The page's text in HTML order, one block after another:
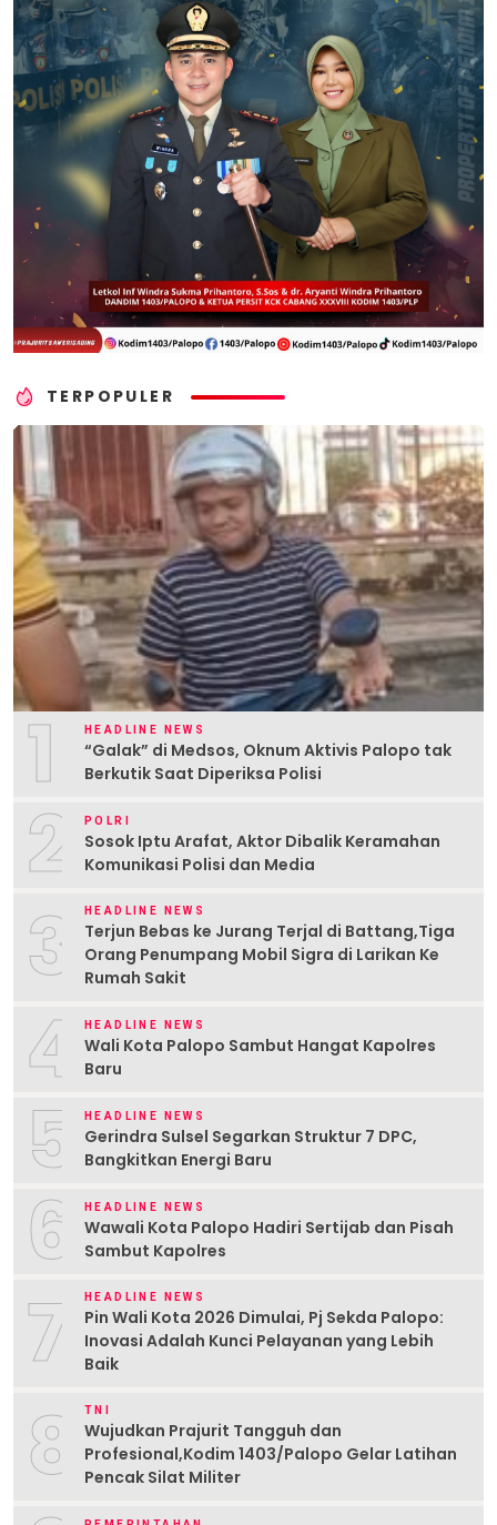
TERPOPULER
1 HEADLINE NEWS
“Galak” di Medsos, Oknum Aktivis Palopo tak
Berkutik Saat Diperiksa Polisi
2 POLRI
Sosok Iptu Arafat, Aktor Dibalik Keramahan
Komunikasi Polisi dan Media
3 HEADLINE NEWS
Terjun Bebas ke Jurang Terjal di Battang,Tiga
Orang Penumpang Mobil Sigra di Larikan Ke
Rumah Sakit
4 HEADLINE NEWS
Wali Kota Palopo Sambut Hangat Kapolres
Baru
5 HEADLINE NEWS
Gerindra Sulsel Segarkan Struktur 7 DPC,
Bangkitkan Energi Baru
6 HEADLINE NEWS
Wawali Kota Palopo Hadiri Sertijab dan Pisah
Sambut Kapolres
7 HEADLINE NEWS
Pin Wali Kota 2026 Dimulai, Pj Sekda Palopo:
Inovasi Adalah Kunci Pelayanan yang Lebih
Baik
8 TNI
Wujudkan Prajurit Tangguh dan
Profesional,Kodim 1403/Palopo Gelar Latihan
Pencak Silat Militer